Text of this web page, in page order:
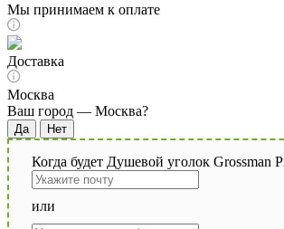
Мы принимаем к оплате
Доставка
Москва
Ваш город — Москва?
Когда будет Душевой уголок Grossman
или